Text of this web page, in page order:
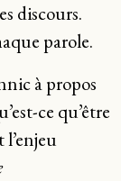
discours.
parole.
à propos
ce qu’être